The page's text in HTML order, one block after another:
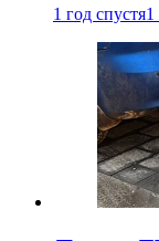
1 год спустя1